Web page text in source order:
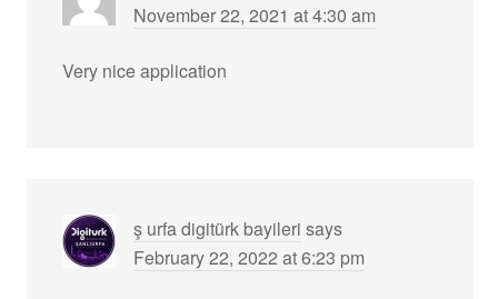
November 22, 2021 at 4:30 am
Very nice application
ş urfa digitürk bayileri says
February 22, 2022 at 6:23 pm